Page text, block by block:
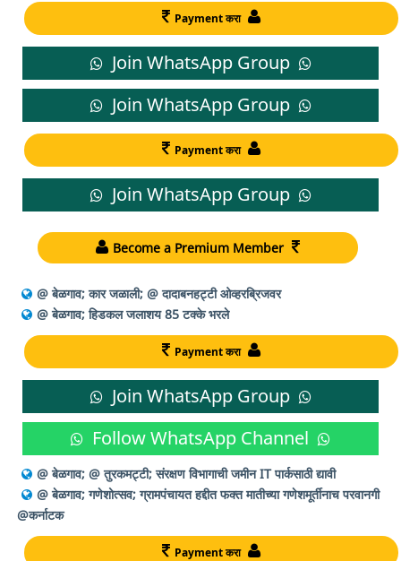
Payment करा
Join WhatsApp Group
Join WhatsApp Group
Payment करा
Join WhatsApp Group
Become a Premium Member
@ बेळगाव; कार जळाली; @ दादाबनहट्टी ओव्हरब्रिजवर
@ बेळगाव; हिडकल जलाशय 85 टक्के भरले
Payment करा
Join WhatsApp Group
Follow WhatsApp Channel
@ बेळगाव; @ तुरकमट्टी; संरक्षण विभागाची जमीन IT पार्कसाठी द्यावी
@ बेळगाव; गणेशोत्सव; ग्रामपंचायत हद्दीत फक्त मातीच्या गणेशमूर्तीनाच परवानगी
@कर्नाटक
Payment करा